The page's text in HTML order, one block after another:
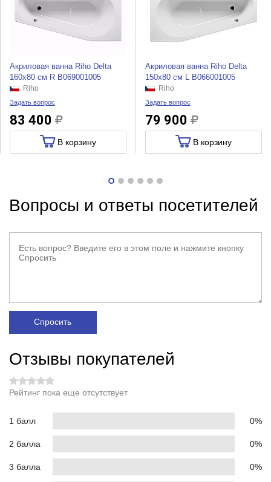
Акриловая ванна Riho Delta
160x80 см R B069001005
Riho
Задать вопрос
83 400
В корзину
Акриловая ванна Riho Delta
150x80 см L B066001005
Riho
Задать вопрос
79 900
В корзину
Вопросы и ответы посетителей
Спросить
Отзывы покупателей
Рейтинг пока еще отсутствует
1 балл 0%
2 балла 0%
3 балла 0%